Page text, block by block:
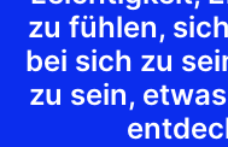
zu fühlen,
bei sich zu
zu sein,